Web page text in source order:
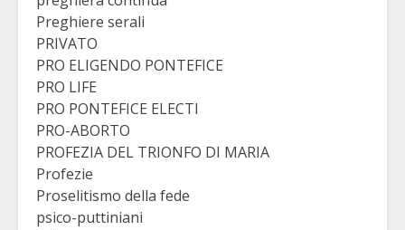
Preghiere serali
PRIVATO
PRO ELIGENDO PONTEFICE
PRO LIFE
PRO PONTEFICE ELECTI
PRO-ABORTO
PROFEZIA DEL TRIONFO DI MARIA
Profezie
Proselitismo della fede
psico-puttiniani